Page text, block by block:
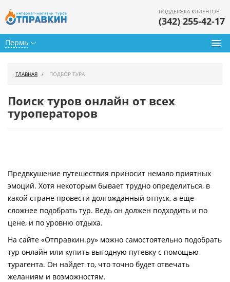
Пермь
ПОДДЕРЖКА КЛИЕНТОВ
(342) 255-42-17
Горящие туры
Страны
Как купить
Контакты
ГЛАВНАЯ ПОДБОР ТУРА
Поиск туров онлайн от всех
туроператоров
Предвкушение путешествия приносит немало приятных
эмоций. Хотя некоторым бывает трудно определиться, в
какой стране провести долгожданный отпуск, а еще
сложнее подобрать тур. Ведь он должен подходить и по
цене, и по уровню отдыха.
На сайте «Отправкин.ру» можно самостоятельно подобрать
тур онлайн или купить выгодную путевку с помощью
турагента. Он найдет то, что точно будет отвечать
желаниям и возможностям.